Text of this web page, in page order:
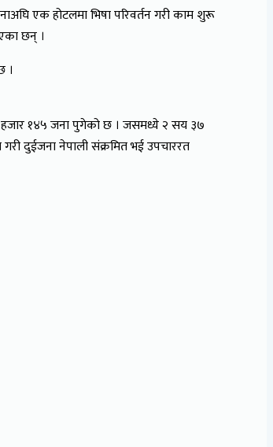
एक होटलमा भिषा परिवर्तन गरी काम शुरू
छन् ।
।
११ हजार १४५ जना पुगेको छ । जसमध्ये २ सय ३७
दुईजना नेपाली संक्रमित भई उपचाररत